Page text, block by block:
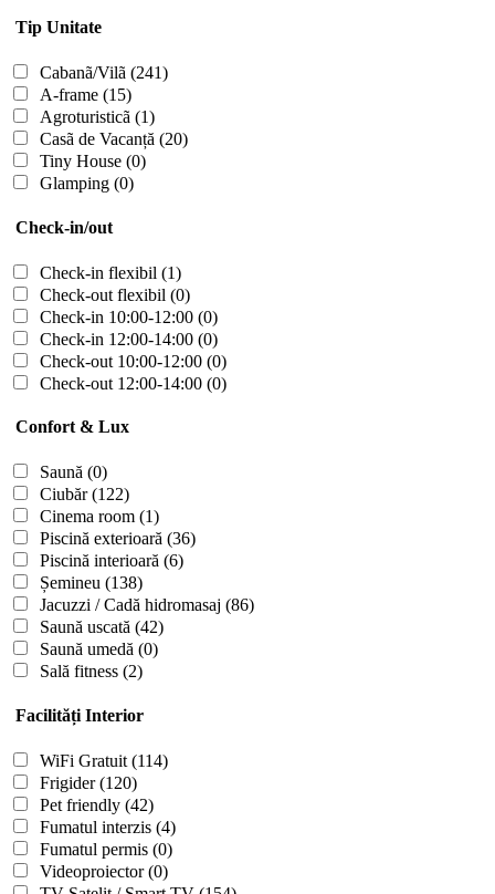
Tip Unitate
Cabanã/Vilã (241)
A-frame (15)
Agroturisticã (1)
Casã de Vacanță (20)
Tiny House (0)
Glamping (0)
Check-in/out
Check-in flexibil (1)
Check-out flexibil (0)
Check-in 10:00-12:00 (0)
Check-in 12:00-14:00 (0)
Check-out 10:00-12:00 (0)
Check-out 12:00-14:00 (0)
Confort & Lux
Saună (0)
Ciubăr(122)
Cinema room (1)
Piscină exterioară (36)
Piscină interioară (6)
Șemineu (138)
Jacuzzi / Cadă hidromasaj (86)
Saună uscată (42)
Saună umedă (0)
Sală fitness (2)
Facilități Interior
WiFi Gratuit (114)
Frigider(120)
Pet friendly (42)
Fumatul interzis (4)
Fumatul permis (0)
Videoproiector(0)